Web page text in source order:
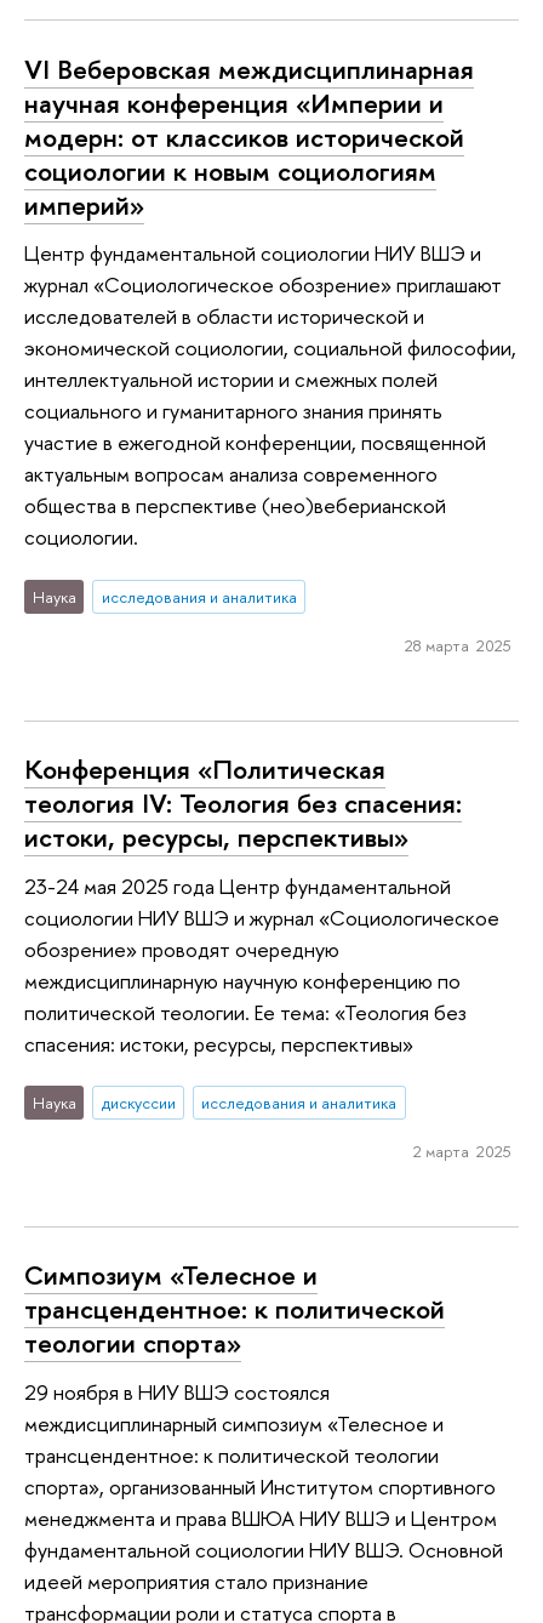
VI Веберовская междисциплинарная
научная конференция «Империи и
модерн: от классиков исторической
социологии к новым социологиям
империй»
Центр фундаментальной социологии НИУ ВШЭ и
журнал «Социологическое обозрение» приглашают
исследователей в области исторической и
экономической социологии, социальной философии,
интеллектуальной истории и смежных полей
социального и гуманитарного знания принять
участие в ежегодной конференции, посвященной
актуальным вопросам анализа современного
общества в перспективе (нео)веберианской
социологии.
Наука исследования и аналитика
28 марта 2025
Конференция «Политическая
теология IV: Теология без спасения:
истоки, ресурсы, перспективы»
23-24 мая 2025 года Центр фундаментальной
социологии НИУ ВШЭ и журнал «Социологическое
обозрение» проводят очередную
междисциплинарную научную конференцию по
политической теологии. Ее тема: «Теология без
спасения: истоки, ресурсы, перспективы»
Наука дискуссии исследования и аналитика
2 марта 2025
Симпозиум «Телесное и
трансцендентное: к политической
теологии спорта»
29 ноября в НИУ ВШЭ состоялся
междисциплинарный симпозиум «Телесное и
трансцендентное: к политической теологии
спорта», организованный Институтом спортивного
менеджмента и права ВШЮА НИУ ВШЭ и Центром
фундаментальной социологии НИУ ВШЭ. Основной
идеей мероприятия стало признание
трансформации роли и статуса спорта в